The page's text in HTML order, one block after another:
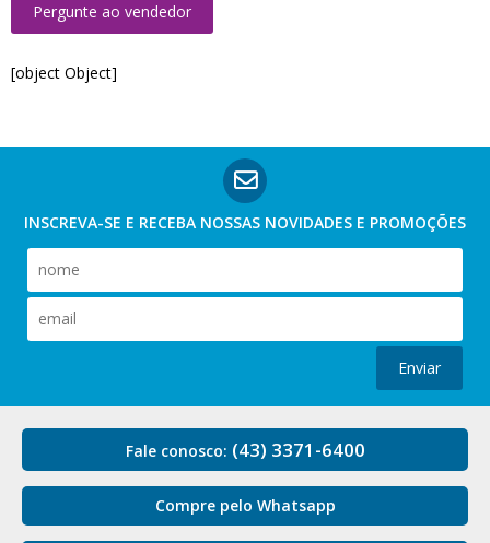
Pergunte ao vendedor
[object Object]
INSCREVA-SE E RECEBA NOSSAS NOVIDADES E PROMOÇÕES
Enviar
Fale conosco: (43) 3371-6400
Compre pelo Whatsapp